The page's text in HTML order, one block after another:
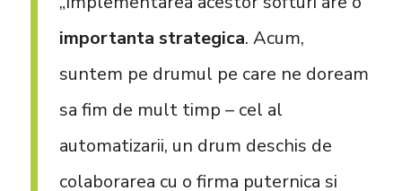
importanta strategica. Acum,
suntem pe drumul pe care ne doream
sa fim de mult timp – cel al
automatizarii, un drum deschis de
colaborarea cu o firma puternica si